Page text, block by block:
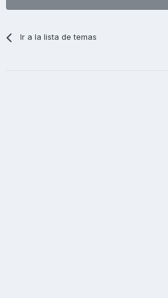
Ir a la lista de temas